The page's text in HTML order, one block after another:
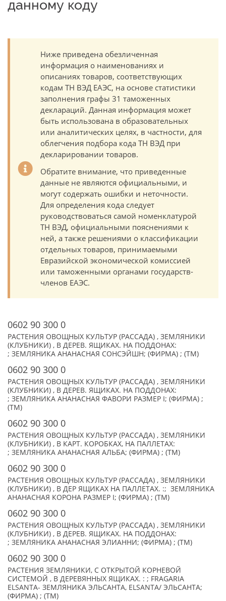
данному коду
Ниже приведена обезличенная
информация о наименованиях и
описаниях товаров, соответствующих
кодам ТН ВЭД ЕАЭС, на основе статистики
заполнения графы 31 таможенных
деклараций. Данная информация может
быть использована в образовательных
или аналитических целях, в частности, для
облегчения подбора кода ТН ВЭД при
декларировании товаров.
Обратите внимание, что приведенные
данные не являются официальными, и
могут содержать ошибки и неточности.
Для определения кода следует
руководствоваться самой номенклатурой
ТН ВЭД, официальными пояснениями к
ней, а также решениями о классификации
отдельных товаров, принимаемыми
Евразийской экономической комиссией
или таможенными органами государств-
членов ЕАЭС.
0602 90 300 0
РАСТЕНИЯ ОВОЩНЫХ КУЛЬТУР (РАССАДА) , ЗЕМЛЯНИКИ
(КЛУБНИКИ) , В ДЕРЕВ. ЯЩИКАХ. НА ПОДДОНАХ:
; ЗЕМЛЯНИКА АНАНАСНАЯ СОНСЭЙШН; (ФИРМА) ; (TM)
0602 90 300 0
РАСТЕНИЯ ОВОЩНЫХ КУЛЬТУР (РАССАДА) , ЗЕМЛЯНИКИ
(КЛУБНИКИ) , В ДЕРЕВ. ЯЩИКАХ. НА ПОДДОНАХ:
; ЗЕМЛЯНИКА АНАНАСНАЯ ФАВОРИ РАЗМЕР I; (ФИРМА) ;
(TM)
0602 90 300 0
РАСТЕНИЯ ОВОЩНЫХ КУЛЬТУР (РАССАДА) , ЗЕМЛЯНИКИ
(КЛУБНИКИ) , В КАРТ. КОРОБКАХ, НА ПАЛЛЕТАХ:
; ЗЕМЛЯНИКА АНАНАСНАЯ АЛЬБА; (ФИРМА) ; (TM)
0602 90 300 0
РАСТЕНИЯ ОВОЩНЫХ КУЛЬТУР (РАССАДА) , ЗЕМЛЯНИКИ
(КЛУБНИКИ) , В ДЕР ЯЩИКАХ НА ПАЛЛЕТАХ. :; ЗЕМЛЯНИКА
АНАНАСНАЯ КОРОНА РАЗМЕР I; (ФИРМА) ; (TM)
0602 90 300 0
РАСТЕНИЯ ОВОЩНЫХ КУЛЬТУР (РАССАДА) , ЗЕМЛЯНИКИ
(КЛУБНИКИ) , В ДЕРЕВ. ЯЩИКАХ. НА ПОДДОНАХ:
; ЗЕМЛЯНИКА АНАНАСНАЯ ЭЛИАННИ; (ФИРМА) ; (TM)
0602 90 300 0
РАСТЕНИЯ ЗЕМЛЯНИКИ, С ОТКРЫТОЙ КОРНЕВОЙ
СИСТЕМОЙ , В ДЕРЕВЯННЫХ ЯЩИКАХ. : ; FRAGARIA
ELSANTA- ЗЕМЛЯНИКА ЭЛЬСАНТА, ELSANTA/ ЭЛЬСАНТА;
(ФИРМА) ; (TM)